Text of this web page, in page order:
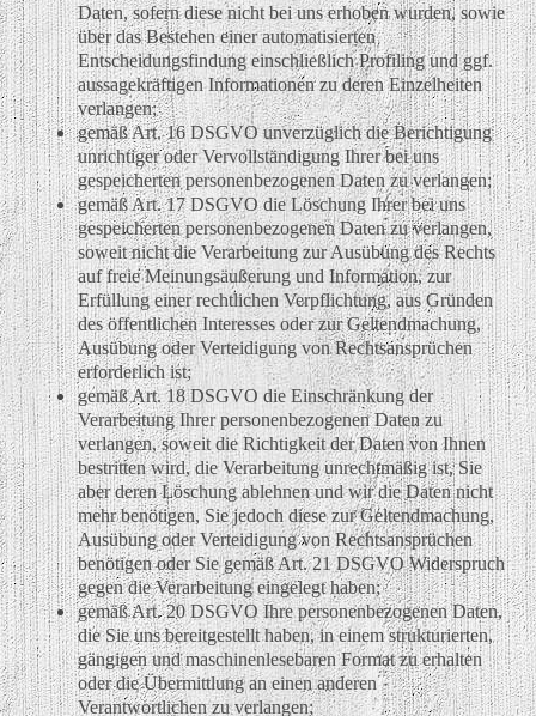
Daten, sofern diese nicht bei uns erhoben wurden, sowie
über das Bestehen einer automatisierten
Entscheidungsfindung einschließlich Profiling und ggf.
aussagekräftigen Informationen zu deren Einzelheiten
verlangen;
gemäß Art. 16 DSGVO unverzüglich die Berichtigung
unrichtiger oder Vervollständigung Ihrer bei uns
gespeicherten personenbezogenen Daten zu verlangen;
gemäß Art. 17 DSGVO die Löschung Ihrer bei uns
gespeicherten personenbezogenen Daten zu verlangen,
soweit nicht die Verarbeitung zur Ausübung des Rechts
auf freie Meinungsäußerung und Information, zur
Erfüllung einer rechtlichen Verpflichtung, aus Gründen
des öffentlichen Interesses oder zur Geltendmachung,
Ausübung oder Verteidigung von Rechtsansprüchen
erforderlich ist;
gemäß Art. 18 DSGVO die Einschränkung der
Verarbeitung Ihrer personenbezogenen Daten zu
verlangen, soweit die Richtigkeit der Daten von Ihnen
bestritten wird, die Verarbeitung unrechtmäßig ist, Sie
aber deren Löschung ablehnen und wir die Daten nicht
mehr benötigen, Sie jedoch diese zur Geltendmachung,
Ausübung oder Verteidigung von Rechtsansprüchen
benötigen oder Sie gemäß Art. 21 DSGVO Widerspruch
gegen die Verarbeitung eingelegt haben;
gemäß Art. 20 DSGVO Ihre personenbezogenen Daten,
die Sie uns bereitgestellt haben, in einem strukturierten,
gängigen und maschinenlesebaren Format zu erhalten
oder die Übermittlung an einen anderen
Verantwortlichen zu verlangen;